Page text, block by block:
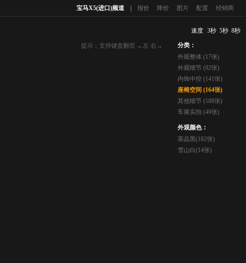
宝马X5(进口)频道 报价 降价 图片 配置 经销商
速度 3秒 5秒 8秒
分类：
外观整体 (17张)
外观细节 (92张)
内饰中控 (141张)
座椅空间 (164张)
其他细节 (188张)
车展实拍 (49张)
外观颜色：
茶晶黑(182张)
雪山白(14张)